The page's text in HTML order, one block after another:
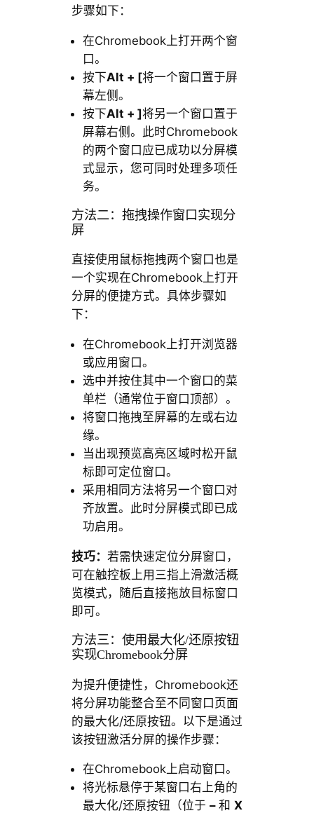
步骤如下：
在Chromebook上打开两个窗
口。
按下Alt + [将一个窗口置于屏
幕左侧。
按下Alt + ]将另一个窗口置于
屏幕右侧。此时Chromebook
的两个窗口应已成功以分屏模
式显示，您可同时处理多项任
务。
方法二：拖拽操作窗口实现分
屏
直接使用鼠标拖拽两个窗口也是
一个实现在Chromebook上打开
分屏的便捷方式。具体步骤如
下：
在Chromebook上打开浏览器
或应用窗口。
选中并按住其中一个窗口的菜
单栏（通常位于窗口顶部）。
将窗口拖拽至屏幕的左或右边
缘。
当出现预览高亮区域时松开鼠
标即可定位窗口。
采用相同方法将另一个窗口对
齐放置。此时分屏模式即已成
功启用。
技巧： 若需快速定位分屏窗口，
可在触控板上用三指上滑激活概
览模式，随后直接拖放目标窗口
即可。
方法三：使用最大化/还原按钮
实现Chromebook分屏
为提升便捷性，Chromebook还
将分屏功能整合至不同窗口页面
的最大化/还原按钮。以下是通过
该按钮激活分屏的操作步骤：
在Chromebook上启动窗口。
将光标悬停于某窗口右上角的
最大化/还原按钮（位于 –和 X